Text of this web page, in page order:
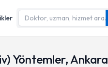
Yöntemler, Ankara